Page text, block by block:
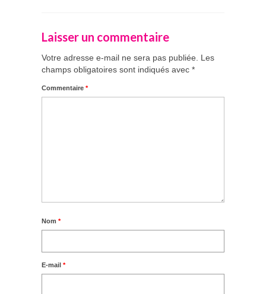
Laisser un commentaire
Votre adresse e-mail ne sera pas publiée.
Les
champs obligatoires sont indiqués avec *
Commentaire *
Nom *
E-mail *